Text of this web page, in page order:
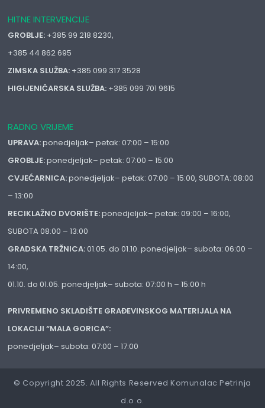
HITNE INTERVENCIJE
GROBLJE: +385 99 218 8230,
+385 44 862 695
ZIMSKA SLUŽBA: +385 099 317 3528
HIGIJENIČARSKA SLUŽBA: +385 099 701 9615
RADNO VRIJEME
UPRAVA:ponedjeljak– petak: 07:00 – 15:00
GROBLJE:ponedjeljak– petak: 07:00 – 15:00
CVJEĆARNICA:ponedjeljak– petak: 07:00 – 15:00, SUBOTA: 08:00
– 13:00
RECIKLAŽNO DVORIŠTE:ponedjeljak– petak: 09:00 – 16:00,
SUBOTA 08:00 – 13:00
GRADSKA TRŽNICA:01.05. do 01.10. ponedjeljak– subota: 06:00 –
14:00,
01.10. do 01.05. ponedjeljak– subota: 07:00 h – 15:00 h
PRIVREMENO SKLADIŠTE GRAĐEVINSKOG MATERIJALA NA
LOKACIJI “MALA GORICA”:
ponedjeljak– subota: 07:00 – 17:00
© Copyright 2025. All Rights Reserved Komunalac Petrinja
d.o.o.